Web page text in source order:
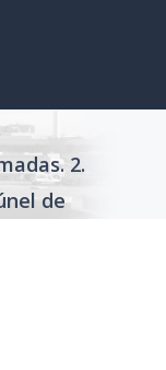
2.
de